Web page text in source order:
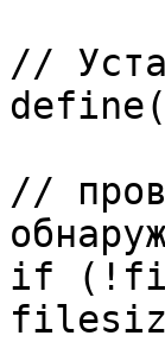
//
//
if